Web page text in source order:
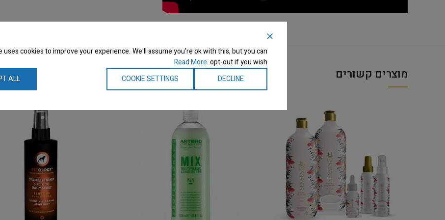
מוצרים קשורים
uses cookies to improve your experience. We'll assume you're ok with this, but you can
opt-out if you wish.
Read More
DECLINE
COOKIE SETTINGS
ALL